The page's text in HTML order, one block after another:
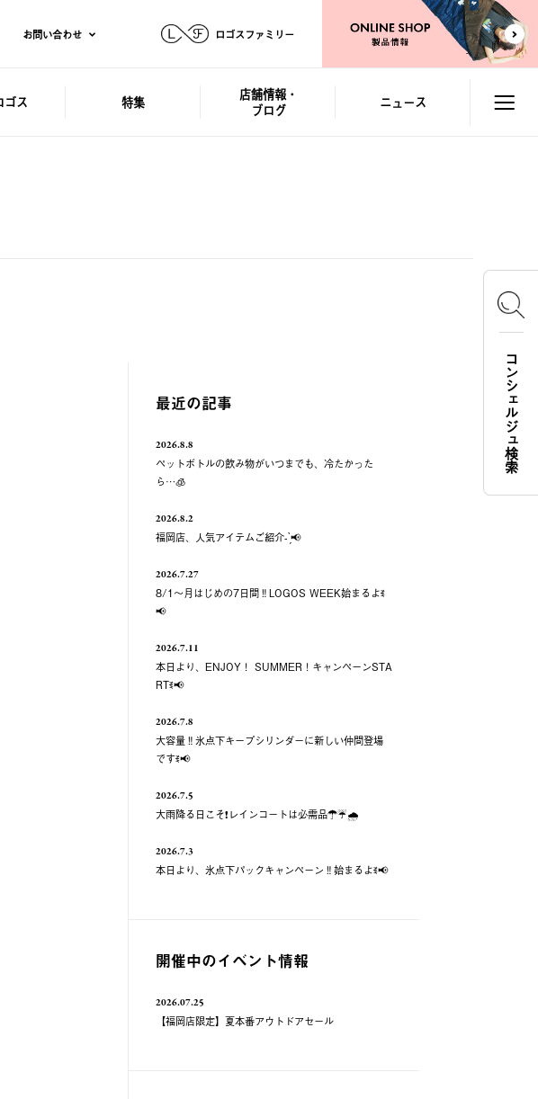
お問い合わせ ロゴスファミリー
ゴス 特集
店舗情報・
ブログ
ニュース
最近の記事
2026.8.8
ペットボトルの飲み物がいつまでも、冷たかった
ら…🧊
2026.8.2
福岡店、人気アイテムご紹介- ̗̀📢
2026.7.27
8/1～月はじめの7日間‼️LOGOS WEEK始まるよꉂ
📢
2026.7.11
本日より、ENJOY！ SUMMER！キャンペーンSTA
RTꉂ📢
2026.7.8
大容量‼️氷点下キープシリンダーに新しい仲間登場
ですꉂ📢
2026.7.5
大雨降る日こそ❗️レインコートは必需品☂️☔️🌧
2026.7.3
本日より、氷点下パックキャンペーン‼️始まるよꉂ📢
開催中のイベント情報
2026.07.25
【福岡店限定】夏本番アウトドアセール
コンシェルジュ検索